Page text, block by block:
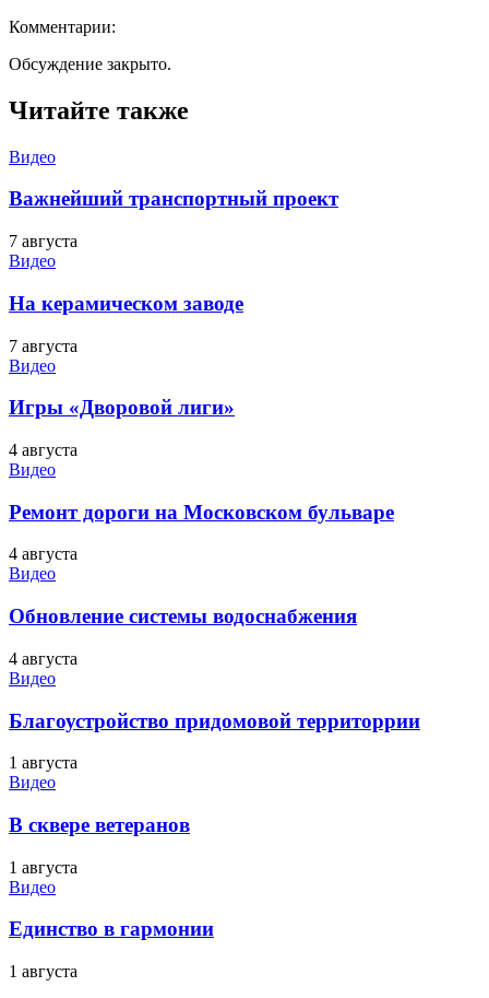
Комментарии:
Обсуждение закрыто.
Читайте также
Видео
Важнейший транспортный проект
7 августа
Видео
На керамическом заводе
7 августа
Видео
Игры «Дворовой лиги»
4 августа
Видео
Ремонт дороги на Московском бульваре
4 августа
Видео
Обновление системы водоснабжения
4 августа
Видео
Благоустройство придомовой территоррии
1 августа
Видео
В сквере ветеранов
1 августа
Видео
Единство в гармонии
1 августа